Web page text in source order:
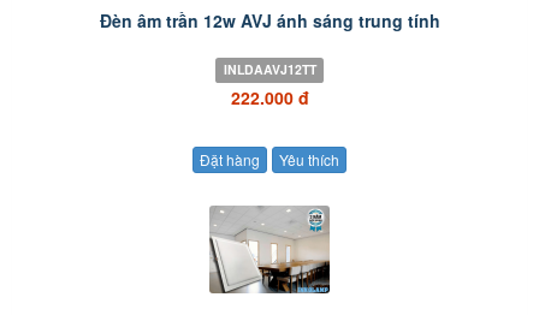
Đèn âm trần 12w AVJ ánh sáng trung tính
INLDAAVJ12TT
222.000 đ
Đặt hàng Yêu thích